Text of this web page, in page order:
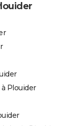
Plouider